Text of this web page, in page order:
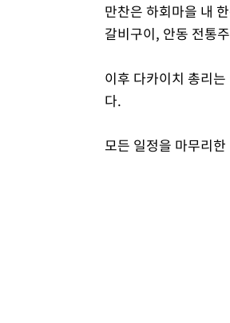
만찬은 하회마을 내
갈비구이, 안동 전통
이후 다카이치 총리
다.
모든 일정을 마무리